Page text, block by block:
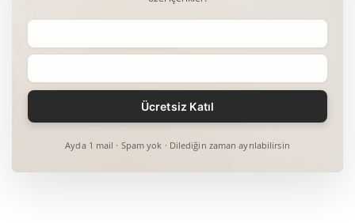
Ayda 1 mail · Spam yok · Dilediğin zaman ayrılabilirsin